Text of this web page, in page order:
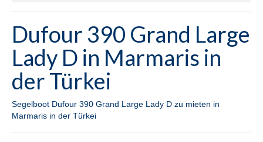
Yachten
Türkei
Fethiye
Lagoon 380 Miko in Fethiye in der Türkei
Dufour 390 Grand Large
Lady D in Marmaris in
der Türkei
Segelboot Dufour 390 Grand Large Lady D zu mieten in
Marmaris in der Türkei